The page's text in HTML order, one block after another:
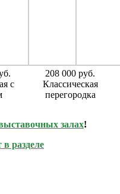
с
208 000 руб.
Классическая
перегородка
залах!
разделе